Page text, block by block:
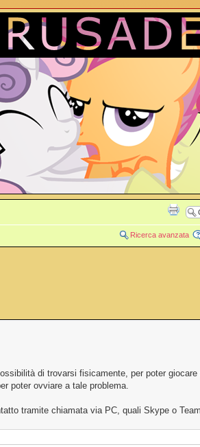
Ricerca avanzata
di trovarsi fisicamente, per poter giocare
poter ovviare a tale problema.
tramite chiamata via PC, quali Skype o